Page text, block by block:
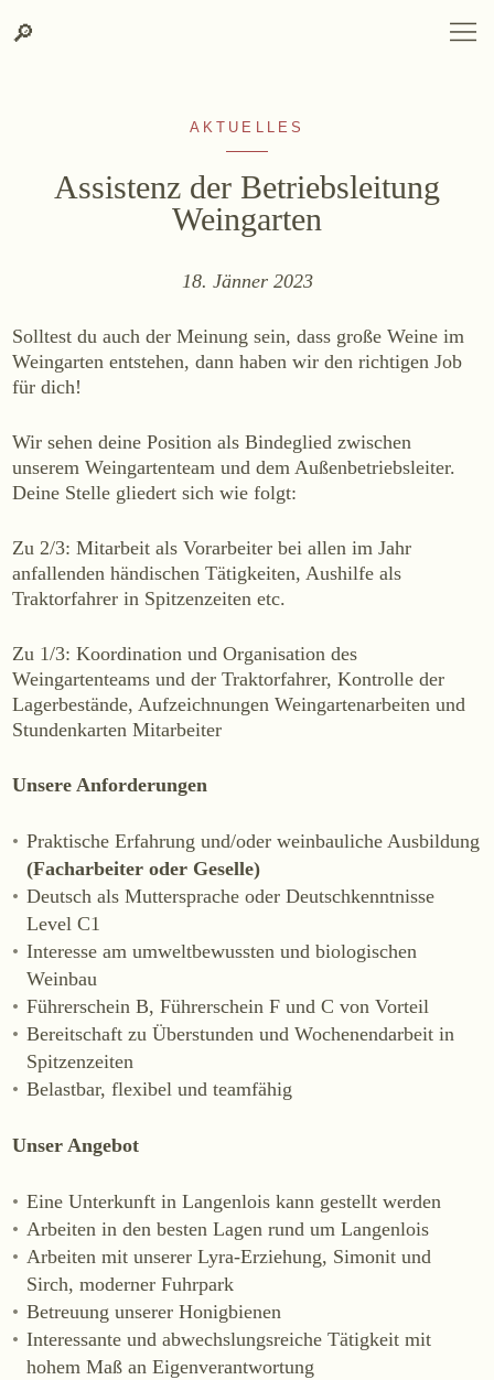
Inhalt
Kontakt-
🔎
WEINGUT
Lage, Herkunft & Klima
Heurigenhof
WEINE
Sekt
Weißwein
Rotwein
Süßwein
ALKOHOLFREI
Fizz Blanc
Grapester Yuzu
Grapester Granatapfel
Online-Shop
Bezugsquellen
Aktuelles
Termine
Tagebuch
Team
Presse
Kontakt
AKTUELLES
Assistenz der Betriebsleitung
Weingarten
18. Jänner 2023
Solltest du auch der Meinung sein, dass große Weine im
Weingarten entstehen, dann haben wir den richtigen Job
für dich!
Wir sehen deine Position als Bindeglied zwischen
unserem Weingartenteam und dem Außenbetriebsleiter.
Deine Stelle gliedert sich wie folgt:
Zu 2/3: Mitarbeit als Vorarbeiter bei allen im Jahr
anfallenden händischen Tätigkeiten, Aushilfe als
Traktorfahrer in Spitzenzeiten etc.
Zu 1/3: Koordination und Organisation des
Weingartenteams und der Traktorfahrer, Kontrolle der
Lagerbestände, Aufzeichnungen Weingartenarbeiten und
Stundenkarten Mitarbeiter
Unsere Anforderungen
Praktische Erfahrung und/oder weinbauliche Ausbildung
(Facharbeiter oder Geselle)
Deutsch als Muttersprache oder Deutschkenntnisse
Level C1
Interesse am umweltbewussten und biologischen
Weinbau
Führerschein B, Führerschein F und C von Vorteil
Bereitschaft zu Überstunden und Wochenendarbeit in
Spitzenzeiten
Belastbar, flexibel und teamfähig
Unser Angebot
Eine Unterkunft in Langenlois kann gestellt werden
Arbeiten in den besten Lagen rund um Langenlois
Arbeiten mit unserer Lyra-Erziehung, Simonit und
Sirch, moderner Fuhrpark
Betreuung unserer Honigbienen
Interessante und abwechslungsreiche Tätigkeit mit
hohem Maß an Eigenverantwortung